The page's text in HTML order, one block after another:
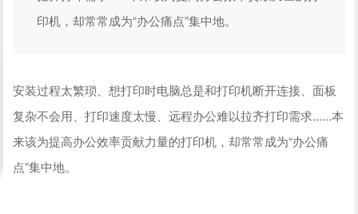
印机，却常常成为“办公痛点”集中地。
安装过程太繁琐、想打印时电脑总是和打印机断开连接、面板
复杂不会用、打印速度太慢、远程办公难以拉齐打印需求......本
来该为提高办公效率贡献力量的打印机，却常常成为“办公痛
点”集中地。